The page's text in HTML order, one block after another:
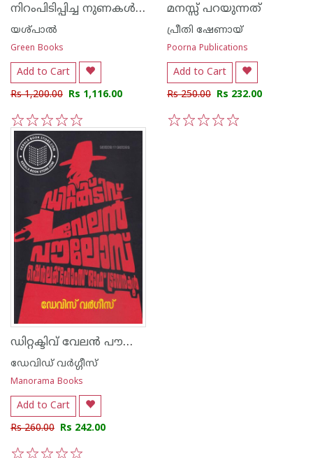
നിറംപിടിപ്പിച്ച നുണകൾ Vol 1and 2
യശ്പാല്‍
Green Books
Add to Cart
Rs 1,200.00 Rs 1,116.00
5
4
3
2
1
മനസ്സ് പറയുന്നത്
പ്രീതി ഷേണായ്
Poorna Publications
Add to Cart
Rs 250.00 Rs 232.00
ഡിറ്റക്ടിവ് വേലൻ പൗലോസ്
ഡേവിഡ് വര്‍ഗ്ഗീസ്
Manorama Books
Add to Cart
Rs 260.00 Rs 242.00